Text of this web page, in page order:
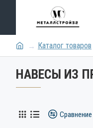
Каталог товаров
НАВЕСЫ ИЗ